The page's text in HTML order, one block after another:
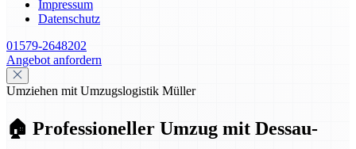
Impressum
Datenschutz
01579-2648202
Angebot anfordern
Umziehen mit Umzugslogistik Müller
🏠 Professioneller Umzug mit Dessau-